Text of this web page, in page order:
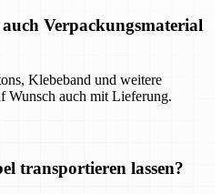
Verpackungsmaterial
Klebeband und weitere
Wunsch auch mit Lieferung.
transportieren lassen?